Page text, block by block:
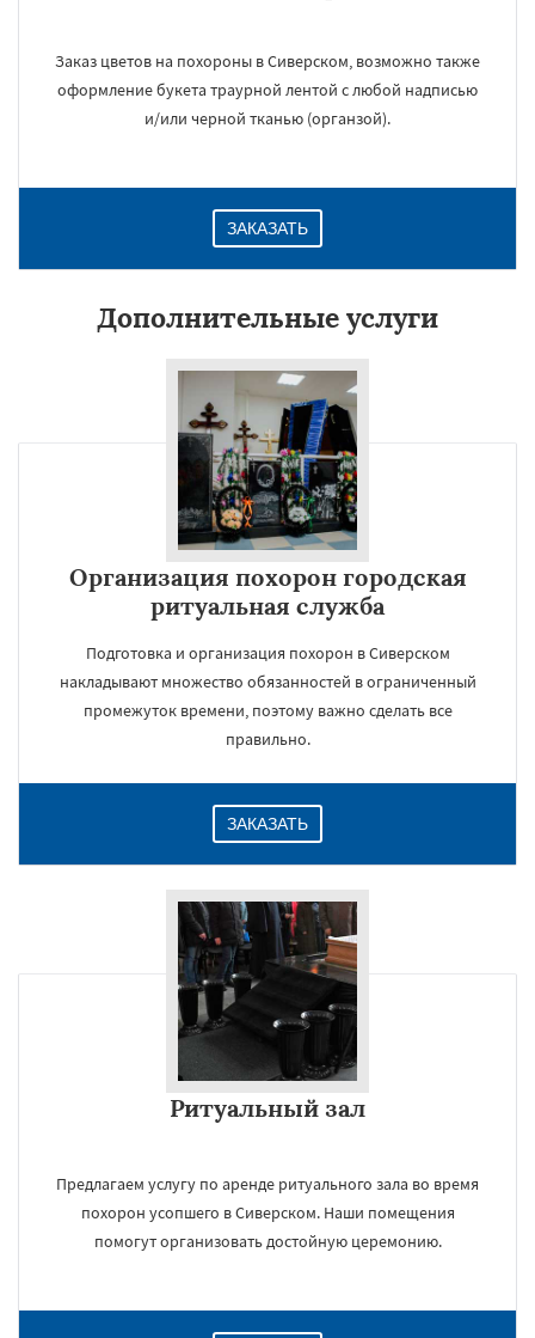
Заказ цветов на похороны в Сиверском, возможно также
оформление букета траурной лентой с любой надписью
и/или черной тканью (органзой).
ЗАКАЗАТЬ
Дополнительные услуги
Организация похорон городская
ритуальная служба
Подготовка и организация похорон в Сиверском
накладывают множество обязанностей в ограниченный
промежуток времени, поэтому важно сделать все
правильно.
ЗАКАЗАТЬ
Ритуальный зал
Предлагаем услугу по аренде ритуального зала во время
похорон усопшего в Сиверском. Наши помещения
помогут организовать достойную церемонию.
Даю согласие на обработку персональных данных